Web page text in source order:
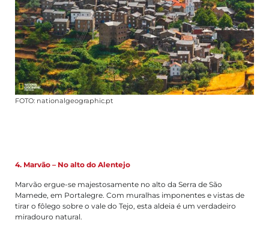
FOTO: nationalgeographic.pt
4. Marvão – No alto do Alentejo
Marvão ergue-se majestosamente no alto da Serra de São
Mamede, em Portalegre. Com muralhas imponentes e vistas de
tirar o fôlego sobre o vale do Tejo, esta aldeia é um verdadeiro
miradouro natural.